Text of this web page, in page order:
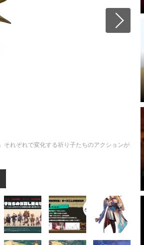
れぞれで変化する祈り子たちのアクションが